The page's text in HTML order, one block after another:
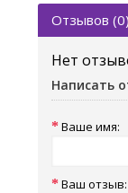
Отзывов (0)
Нет
Написать
Ваше имя:
Ваш отзыв: